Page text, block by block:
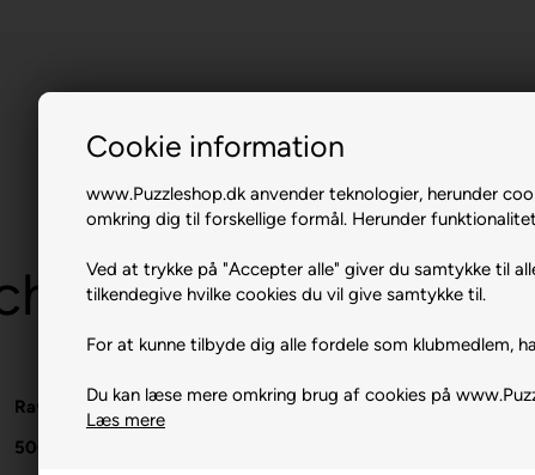
Cookie information
www.Puzzleshop.dk anvender teknologier, herunder
omkring dig til forskellige formål. Herunder
Ved at trykke på "Accepter alle" giver du samtykke til
tilkendegive hvilke cookies du vil give samtykke til.
For at kunne tilbyde dig alle fordele som klubmedlem,
Du kan læse mere omkring brug af cookies på
Læs mere
Ravensburger
500